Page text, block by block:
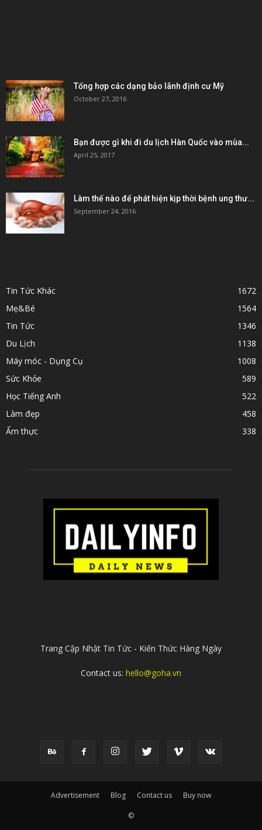
Tổng hợp các dạng bảo lãnh định cư Mỹ
October 27, 2016
Bạn được gì khi đi du lịch Hàn Quốc vào mùa...
April 25, 2017
Làm thế nào để phát hiện kịp thời bệnh ung thư...
September 24, 2016
Tin Tức Khác
1672
Mẹ&Bé
1564
Tin Tức
1346
Du Lịch
1138
Máy móc - Dụng Cụ
1008
Sức Khỏe
589
Học Tiếng Anh
522
Làm đẹp
458
Ẩm thực
338
Trang Cập Nhật Tin Tức - Kiến Thức Hàng Ngày
Contact us: hello@goha.vn
Advertisement Blog Contact us Buy now
©